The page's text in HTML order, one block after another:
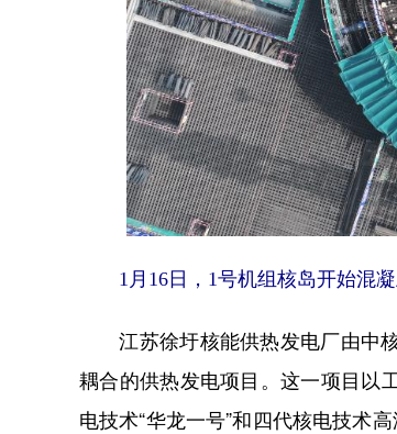
1月16日，1号机组核岛开始混凝
江苏徐圩核能供热发电厂由中核
耦合的供热发电项目。这一项目以
电技术“华龙一号”和四代核电技术